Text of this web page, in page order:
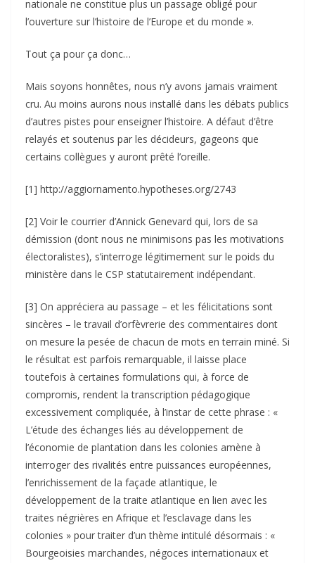
nationale ne constitue plus un passage obligé pour
l’ouverture sur l’histoire de l’Europe et du monde ».
Tout ça pour ça donc…
Mais soyons honnêtes, nous n’y avons jamais vraiment
cru. Au moins aurons nous installé dans les débats publics
d’autres pistes pour enseigner l’histoire. A défaut d’être
relayés et soutenus par les décideurs, gageons que
certains collègues y auront prêté l’oreille.
[1] http://aggiornamento.hypotheses.org/2743
[2] Voir le courrier d’Annick Genevard qui, lors de sa
démission (dont nous ne minimisons pas les motivations
électoralistes), s’interroge légitimement sur le poids du
ministère dans le CSP statutairement indépendant.
[3] On appréciera au passage – et les félicitations sont
sincères – le travail d’orfèvrerie des commentaires dont
on mesure la pesée de chacun de mots en terrain miné. Si
le résultat est parfois remarquable, il laisse place
toutefois à certaines formulations qui, à force de
compromis, rendent la transcription pédagogique
excessivement compliquée, à l’instar de cette phrase : «
L’étude des échanges liés au développement de
l’économie de plantation dans les colonies amène à
interroger des rivalités entre puissances européennes,
l’enrichissement de la façade atlantique, le
développement de la traite atlantique en lien avec les
traites négrières en Afrique et l’esclavage dans les
colonies » pour traiter d’un thème intitulé désormais : «
Bourgeoisies marchandes, négoces internationaux et